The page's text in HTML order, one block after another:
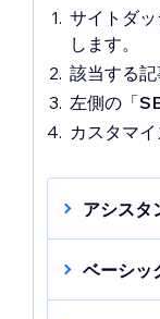
サイトダ
します。
該当する
左側の「
カスタマ
アシスタ
SEO ア
記事のパ
ベーシッ